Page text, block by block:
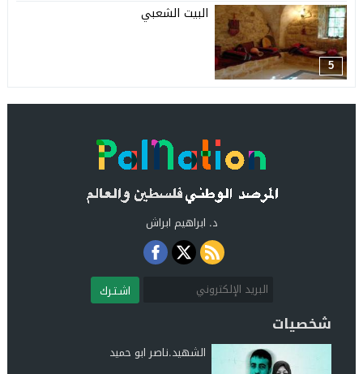
5
البيت الشعبي
د. ابراهيم ابراش
اشـتـرك
شخصيات
الشهيد.ناصر ابو حميد